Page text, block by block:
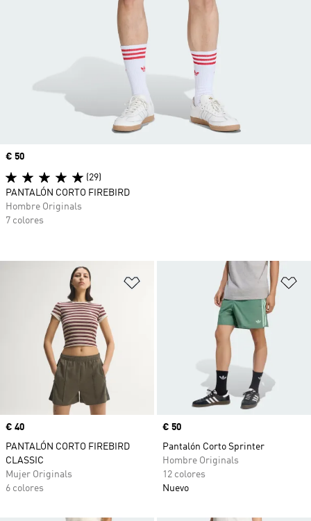
Añadir a la lista de deseos
Precio
€ 40
PANTALÓN CORTO FIREBIRD
CLASSIC
Mujer Originals
6 colores
Precio
€ 50
Pantalón Corto Sprinter
Hombre Originals
12 colores
Nuevo
Precio
€ 50
(29)
PANTALÓN CORTO FIREBIRD
Hombre Originals
7 colores